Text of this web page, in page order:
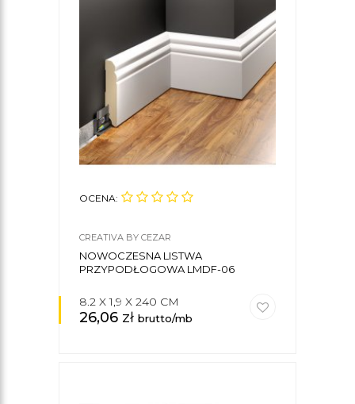
OCENA:
CREATIVA BY CEZAR
NOWOCZESNA LISTWA
PRZYPODŁOGOWA LMDF-06
8.2 X 1,9 X 240 CM
26,06 zł brutto/mb